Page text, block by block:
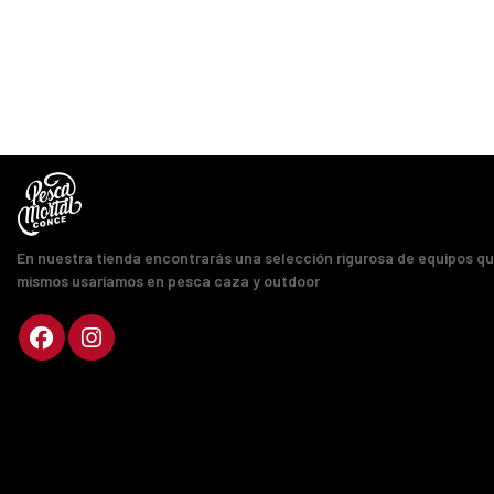
En nuestra tienda encontrarás una selección rigurosa de equipos
mismos usaríamos en pesca caza y outdoor